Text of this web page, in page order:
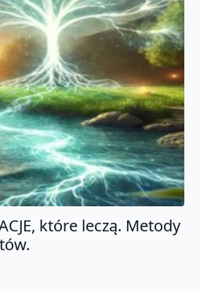
które leczą. Metody